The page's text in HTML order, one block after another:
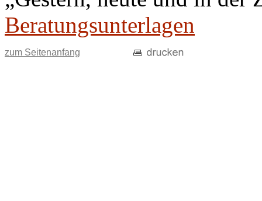
Beratungsunterlagen
zum Seitenanfang